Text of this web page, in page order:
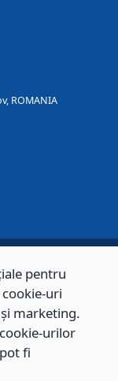
ROMANIA
toate drepturile
pentru
uri
marketing.
urilor
fi